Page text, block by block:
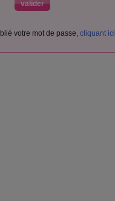
votre mot de passe, cliquant ici